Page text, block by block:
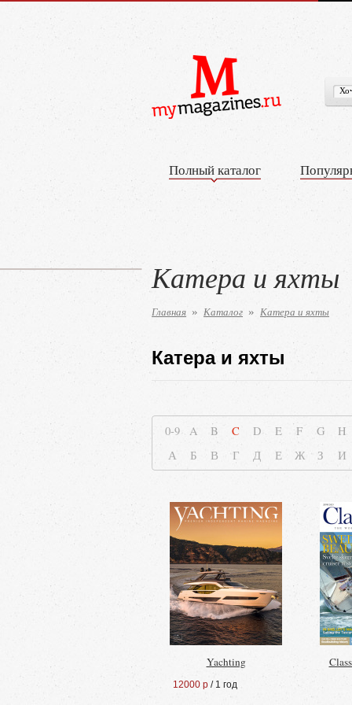
Полный каталог
Катера и яхты
Главная » Каталог » Катера и яхты
Катера и яхты
0-9 A B C D E F G
H
А
Б В Г Д Е Ж З И
Yachting
12000 р / 1 год